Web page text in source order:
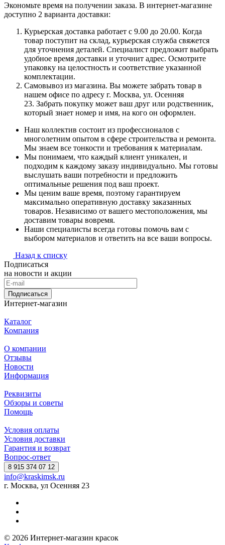
Экономьте время на получении заказа. В интернет-магазине
доступно 2 варианта доставки:
Курьерская доставка работает с 9.00 до 20.00. Когда
товар поступит на склад, курьерская служба свяжется
для уточнения деталей. Специалист предложит выбрать
удобное время доставки и уточнит адрес. Осмотрите
упаковку на целостность и соответствие указанной
комплектации.
Самовывоз из магазина. Вы можете забрать товар в
нашем офисе по адресу г. Москва, ул. Осенняя
23. Забрать покупку может ваш друг или родственник,
который знает номер и имя, на кого он оформлен.
Наш коллектив состоит из профессионалов с
многолетним опытом в сфере строительства и ремонта.
Мы знаем все тонкости и требования к материалам.
Мы понимаем, что каждый клиент уникален, и
подходим к каждому заказу индивидуально. Мы готовы
выслушать ваши потребности и предложить
оптимальные решения под ваш проект.
Мы ценим ваше время, поэтому гарантируем
максимально оперативную доставку заказанных
товаров. Независимо от вашего местоположения, мы
доставим товары вовремя.
Наши специалисты всегда готовы помочь вам с
выбором материалов и ответить на все ваши вопросы.
Назад к списку
Подписаться
на новости и акции
Подписаться
Интернет-магазин
Каталог
Компания
О компании
Отзывы
Новости
Информация
Реквизиты
Обзоры и советы
Помощь
Условия оплаты
Условия доставки
Гарантия и возврат
Вопрос-ответ
8 915 374 07 12
info@kraskimsk.ru
г. Москва, ул Осенняя 23
© 2026 Интернет-магазин красок